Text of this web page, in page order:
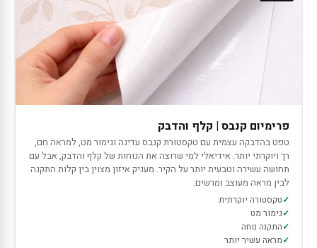
פרימיום קנבס | קלף והדבק
טפט בהדבקה עצמית עם טקסטורת קנבס עדינה וגימור מט, למראה חם,
רך ויוקרתי יותר. אידיאלי למי שרוצה את הנוחות של קלף והדבק, אבל עם
תחושה עשירה וטבעית יותר על הקיר. מעניק איזון מצוין בין קלות התקנה
לבין מראה מעוצב ומרשים.
טקסטורה יוקרתית
גימור מט
התקנה נוחה
מראה עשיר יותר